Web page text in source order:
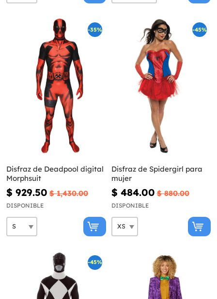
-35%
Disfraz de Deadpool digital
Morphsuit
$ 929.50 $ 1,430.00
DISPONIBLE
-45%
Disfraz de Spidergirl para
mujer
$ 484.00 $ 880.00
DISPONIBLE
-45%